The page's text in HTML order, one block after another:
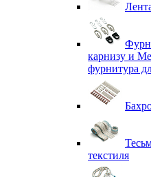
карнизу и
фурнитура
текстиля